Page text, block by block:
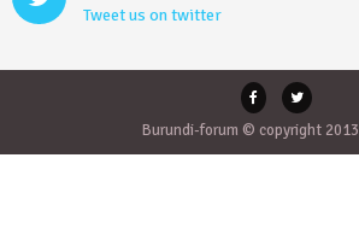
Tweet us on twitter
Burundi-forum © copyright